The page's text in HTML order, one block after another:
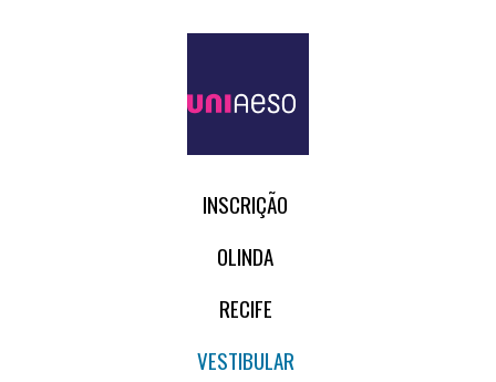
INSCRIÇÃO
OLINDA
RECIFE
VESTIBULAR